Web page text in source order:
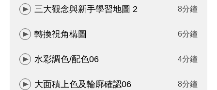
三大觀念與新手學習地圖 2 8分鐘
轉換視角構圖 6分鐘
水彩調色/配色06 4分鐘
大面積上色及輪廓確認06 8分鐘